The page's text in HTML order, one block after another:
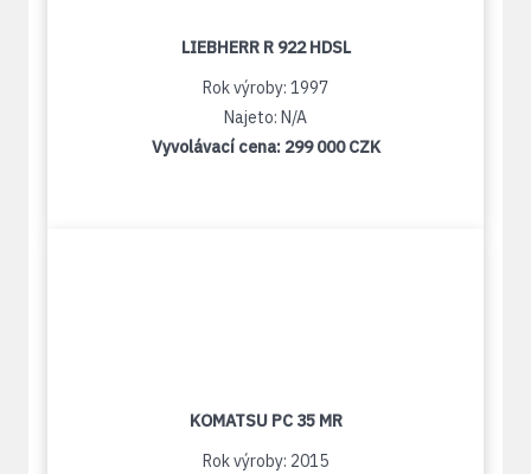
LIEBHERR R 922 HDSL
Rok výroby: 1997
Najeto: N/A
Vyvolávací cena: 299 000 CZK
KOMATSU PC 35 MR
Rok výroby: 2015